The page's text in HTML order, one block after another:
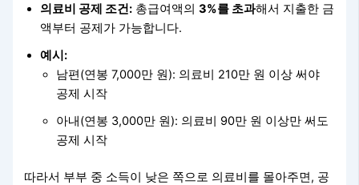
의료비 공제 조건: 총급여액의3%를 초과해서 지출한 금
액부터 공제가 가능합니다.
예시:
남편(연봉 7,000만 원): 의료비 210만 원 이상 써야
공제 시작
아내(연봉 3,000만 원): 의료비 90만 원 이상만 써도
공제 시작
따라서 부부 중 소득이 낮은 쪽으로 의료비를 몰아주면, 공